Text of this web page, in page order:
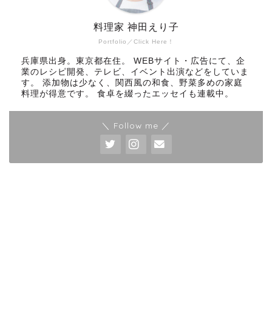
Portfolio／Click Here！
料理家 神田えり子
兵庫県出身。東京都在住。 WEBサイト・広告にて、企
業のレシピ開発、テレビ、イベント出演などをしていま
す。 添加物は少なく、関西風の和食、野菜多めの家庭
料理が得意です。 食卓を綴ったエッセイも連載中。
＼ Follow me ／